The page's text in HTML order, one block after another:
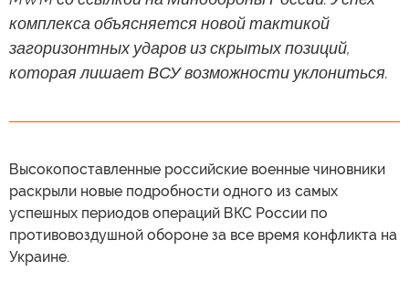
комплекса объясняется новой тактикой
загоризонтных ударов из скрытых позиций,
которая лишает ВСУ возможности уклониться.
Высокопоставленные российские военные чиновники
раскрыли новые подробности одного из самых
успешных периодов операций ВКС России по
противовоздушной обороне за все время конфликта на
Украине.